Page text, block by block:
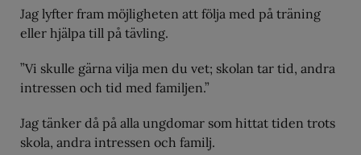
Jag lyfter fram möjligheten att följa med på träning
eller hjälpa till på tävling.
”Vi skulle gärna vilja men du vet; skolan tar tid, andra
intressen och tid med familjen.”
Jag tänker då på alla ungdomar som hittat tiden trots
skola, andra intressen och familj.